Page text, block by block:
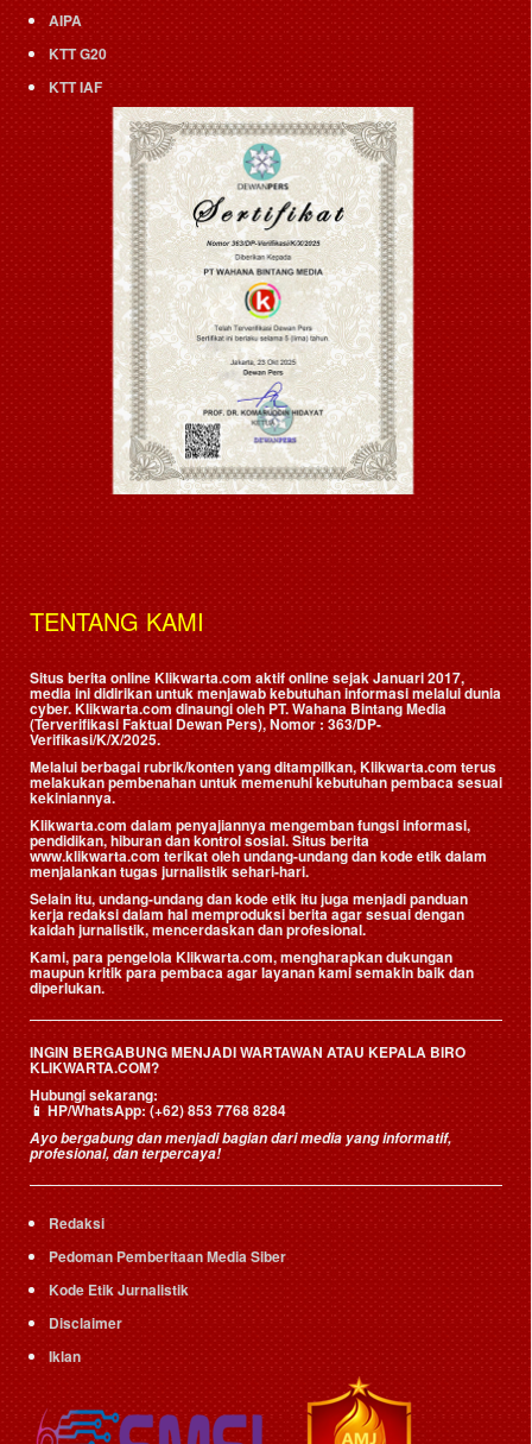
AIPA
KTT G20
KTT IAF
TENTANG KAMI
Situs berita online Klikwarta.com aktif online sejak Januari 2017,
media ini didirikan untuk menjawab kebutuhan informasi melalui dunia
cyber. Klikwarta.com dinaungi oleh PT. Wahana Bintang Media
(Terverifikasi Faktual Dewan Pers), Nomor : 363/DP-
Verifikasi/K/X/2025.
Melalui berbagai rubrik/konten yang ditampilkan, Klikwarta.com terus
melakukan pembenahan untuk memenuhi kebutuhan pembaca sesuai
kekiniannya.
Klikwarta.com dalam penyajiannya mengemban fungsi informasi,
pendidikan, hiburan dan kontrol sosial. Situs berita
www.klikwarta.com terikat oleh undang-undang dan kode etik dalam
menjalankan tugas jurnalistik sehari-hari.
Selain itu, undang-undang dan kode etik itu juga menjadi panduan
kerja redaksi dalam hal memproduksi berita agar sesuai dengan
kaidah jurnalistik, mencerdaskan dan profesional.
Kami, para pengelola Klikwarta.com, mengharapkan dukungan
maupun kritik para pembaca agar layanan kami semakin baik dan
diperlukan.
INGIN BERGABUNG MENJADI WARTAWAN ATAU KEPALA BIRO
KLIKWARTA.COM?
Hubungi sekarang:
📱HP/WhatsApp:(+62) 853 7768 8284
Ayo bergabung dan menjadi bagian dari media yang informatif,
profesional, dan terpercaya!
Redaksi
Pedoman Pemberitaan Media Siber
Kode Etik Jurnalistik
Disclaimer
Iklan